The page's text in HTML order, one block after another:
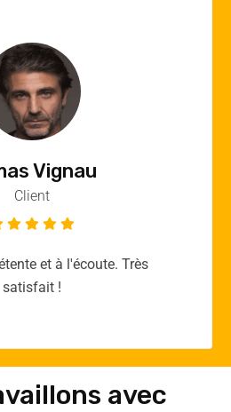
Quere
Client
pour votre expertise!
avec